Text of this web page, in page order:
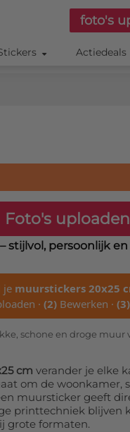
foto's
Actiedeals
Foto's uploaden
– stijlvol, persoonlijk
je muurstickers 20x25
· (2)Bewerken · (3)
schone en droge muur
cm verander je elke
om de woonkamer,
muursticker geeft
printtechniek blijven
grote formaten.